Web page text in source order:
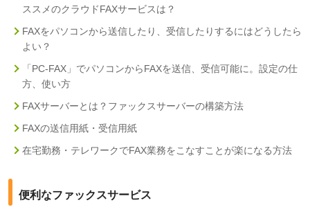
ススメのクラウドFAXサービスは？
FAXをパソコンから送信したり、受信したりするにはどうしたら
よい？
「PC-FAX」でパソコンからFAXを送信、受信可能に。設定の仕
方、使い方
FAXサーバーとは？ファックスサーバーの構築方法
FAXの送信用紙・受信用紙
在宅勤務・テレワークでFAX業務をこなすことが楽になる方法
便利なファックスサービス